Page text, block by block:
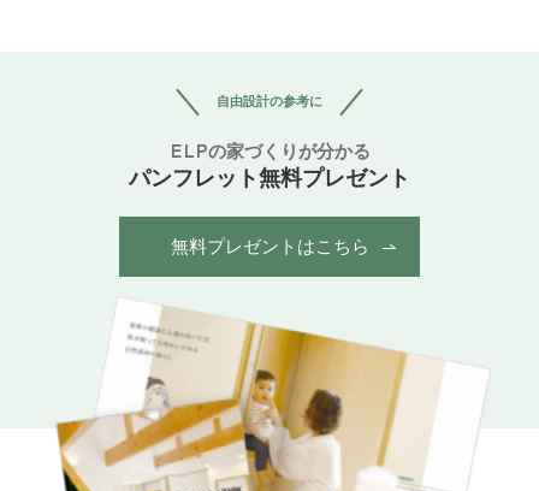
自由設計の参考に
ELPの家づくりが分かる
パンフレット無料プレゼント
無料プレゼントはこちら